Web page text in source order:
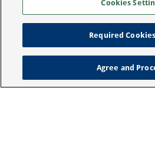
Copyright 2022 Porus
Cookies
Required
Agree and